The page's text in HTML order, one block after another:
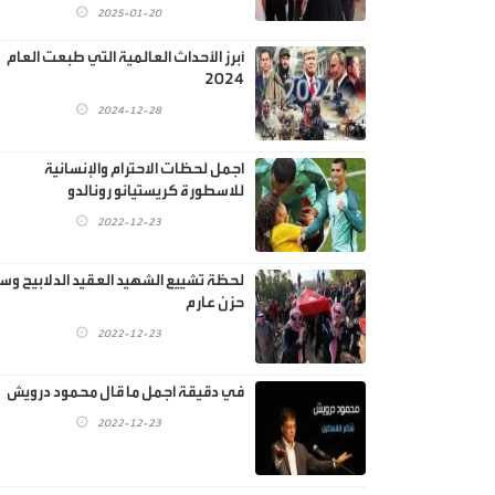
2025-01-20
أبرز الأحداث العالمية التي طبعت العام
2024
2024-12-28
اجمل لحظات الاحترام والإنسانية
للاسطورة كريستيانو رونالدو
2022-12-23
لحظة تشييع الشهيد العقيد الدلابيح
حزن عارم
2022-12-23
في دقيقة اجمل ما قال محمود درويش
2022-12-23